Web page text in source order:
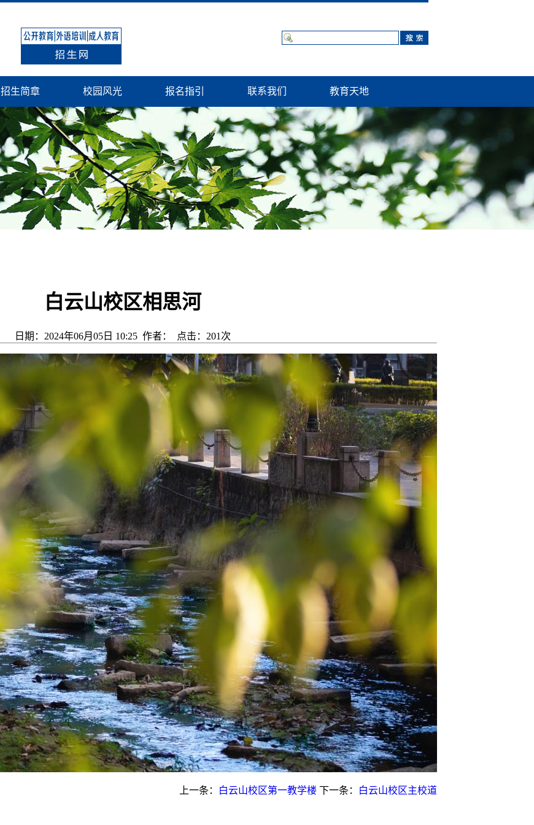
招生简章 校园风光 报名指引 联系我们 教育天地
白云山校区相思河
日期：2024年06月05日 10:25 作者： 点击： 201 次
上一条： 白云山校区第一教学楼下一条： 白云山校区主校道